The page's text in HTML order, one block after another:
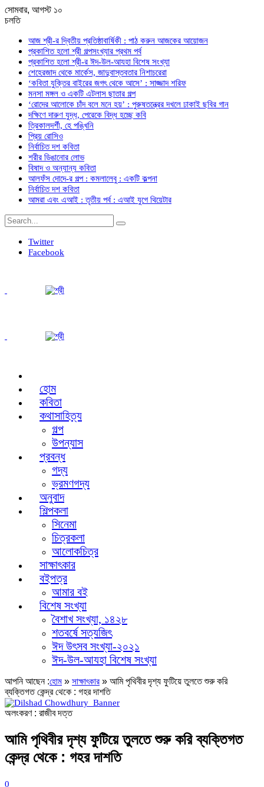
সোমবার, আগস্ট ১০
চলতি
আজ শ্রী-র দ্বিতীয় প্রতিষ্ঠাবার্ষিকী : পাঠ করুন আজকের আয়োজন
প্রকাশিত হলো শ্রী গল্পসংখ্যার প্রথম পর্ব
প্রকাশিত হলো শ্রী-র ঈদ-উল-আযহা বিশেষ সংখ্যা
শেহেরজাদ থেকে মার্কেস, জাদুবাস্তবতার নিশাচরেরা
‘কবিতা যুক্তির বাইরের জগৎ থেকে আসে’ : সাজ্জাদ শরিফ
মনসা মঙ্গল ও একটি এটলাস ছাতার গল্প
‘রোদের আলোকে চাঁদ বলে মনে হয়’ : পুরুষতন্ত্রের দখলে ঢাকাই ছবির গান
দক্ষিণে দারুণ যুদ্ধ, পেরেকে বিদ্ধ হচ্ছে কবি
ত্রিকালদর্শী, হে পঙ্খিনি
প্রিয় রোসিও
নির্বাচিত দশ কবিতা
শরীর ডিঙানোর লোভ
বিষাদ ও অন্যান্য কবিতা
আলফঁস দোদে-র গল্প : কমলালেবু : একটি কল্পনা
নির্বাচিত দশ কবিতা
আমরা এবং এআই : তৃতীয় পর্ব : এআই যুগে থিয়েটার
Twitter
Facebook
হোম
কবিতা
কথাসাহিত্য
গল্প
উপন্যাস
প্রবন্ধ
গদ্য
ভ্রমণগদ্য
অনুবাদ
শিল্পকলা
সিনেমা
চিত্রকলা
আলোকচিত্র
সাক্ষাৎকার
বইপত্র
আমার বই
বিশেষ সংখ্যা
বৈশাখ সংখ্যা, ১৪২৮
শতবর্ষে সত্যজিৎ
ঈদ উৎসব সংখ্যা-২০২১
ঈদ-উল-আযহা বিশেষ সংখ্যা
আপনি আছেন :হোম » সাক্ষাৎকার » আমি পৃথিবীর দৃশ্য ফুটিয়ে তুলতে শুরু করি
ব্যক্তিগত কেন্দ্র থেকে : গহর দাশতি
অলংকরণ : রাজীব দত্ত
আমি পৃথিবীর দৃশ্য ফুটিয়ে তুলতে শুরু করি ব্যক্তিগত
কেন্দ্র থেকে : গহর দাশতি
0